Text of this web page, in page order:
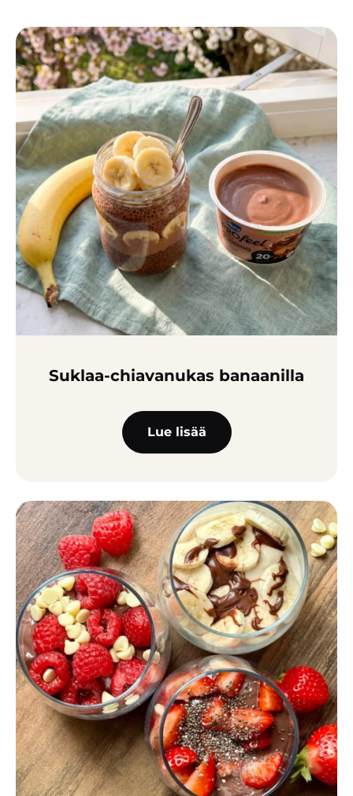
Suklaa-chia­vanukas banaanilla
Lue lisää